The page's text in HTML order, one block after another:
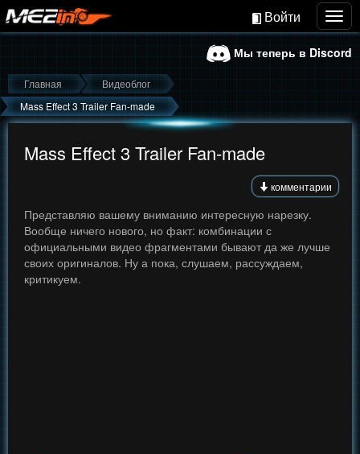
Войти
Мы теперь в Discord
Главная
Видеоблог
Mass Effect 3 Trailer Fan-made
Mass Effect 3 Trailer Fan-made
комментарии
Представляю вашему вниманию интересную нарезку.
Вообще ничего нового, но факт: комбинации с
официальными видео фрагментами бывают да же лучше
своих оригиналов. Ну а пока, слушаем, рассуждаем,
критикуем.